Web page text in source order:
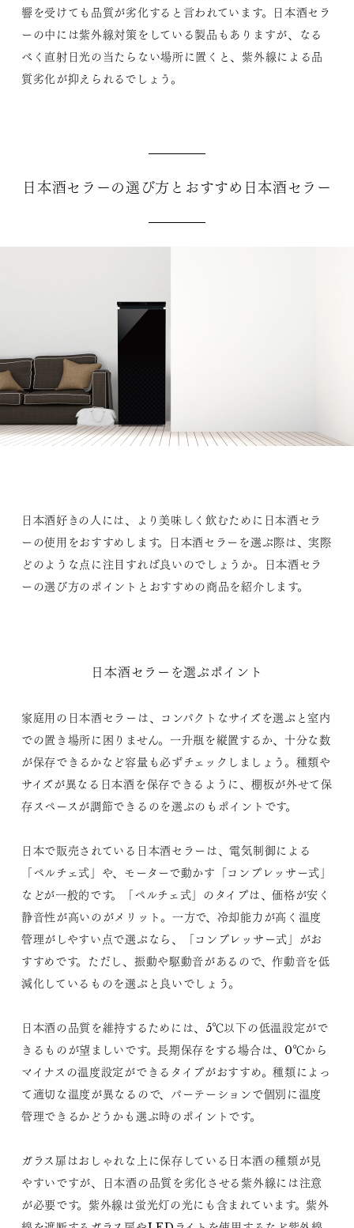
響を受けても品質が劣化すると言われています。日本酒セラ
ーの中には紫外線対策をしている製品もありますが、なる
べく直射日光の当たらない場所に置くと、紫外線による品
質劣化が抑えられるでしょう。
日本酒セラーの選び方とおすすめ日本酒セラー
日本酒好きの人には、より美味しく飲むために日本酒セラ
ーの使用をおすすめします。日本酒セラーを選ぶ際は、実際
どのような点に注目すれば良いのでしょうか。日本酒セラ
ーの選び方のポイントとおすすめの商品を紹介します。
日本酒セラーを選ぶポイント
家庭用の日本酒セラーは、コンパクトなサイズを選ぶと室内
での置き場所に困りません。一升瓶を縦置するか、十分な数
が保存できるかなど容量も必ずチェックしましょう。種類や
サイズが異なる日本酒を保存できるように、棚板が外せて保
存スペースが調節できるのを選ぶのもポイントです。
日本で販売されている日本酒セラーは、電気制御による
「ペルチェ式」や、モーターで動かす「コンプレッサー式」
などが一般的です。「ペルチェ式」のタイプは、価格が安く
静音性が高いのがメリット。一方で、冷却能力が高く温度
管理がしやすい点で選ぶなら、「コンプレッサー式」がお
すすめです。ただし、振動や駆動音があるので、作動音を低
減化しているものを選ぶと良いでしょう。
日本酒の品質を維持するためには、5℃以下の低温設定がで
きるものが望ましいです。長期保存をする場合は、0℃から
マイナスの温度設定ができるタイプがおすすめ。種類によっ
て適切な温度が異なるので、パーテーションで個別に温度
管理できるかどうかも選ぶ時のポイントです。
ガラス扉はおしゃれな上に保存している日本酒の種類が見
やすいですが、日本酒の品質を劣化させる紫外線には注意
が必要です。紫外線は蛍光灯の光にも含まれています。紫外